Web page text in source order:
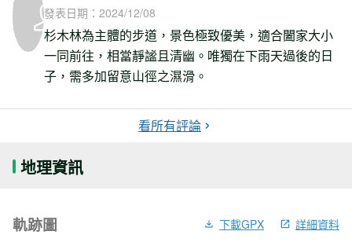
發表日期： 2024/12/08
杉木林為主體的步道，景色極致優美，適合闔家大小
一同前往，相當靜謐且清幽。唯獨在下雨天過後的日
子，需多加留意山徑之濕滑。
看所有評論
地理資訊
軌跡圖 下載GPX 詳細資料